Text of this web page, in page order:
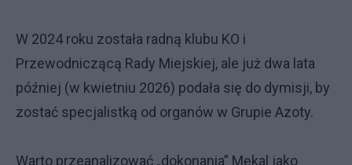
W 2024 roku została radną klubu KO i
Przewodniczącą Rady Miejskiej, ale już dwa lata
później (w kwietniu 2026) podała się do dymisji, by
zostać specjalistką od organów w Grupie Azoty.
Warto przeanalizować „dokonania” Mękal jako